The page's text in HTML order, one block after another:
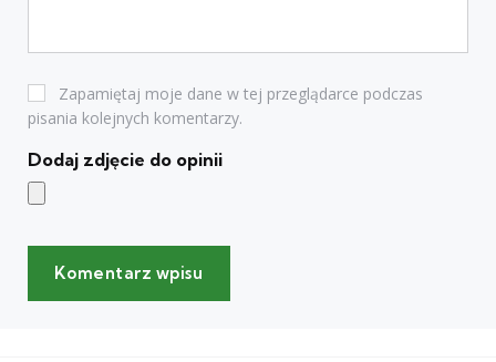
Zapamiętaj moje dane w tej przeglądarce podczas
pisania kolejnych komentarzy.
Dodaj zdjęcie do opinii